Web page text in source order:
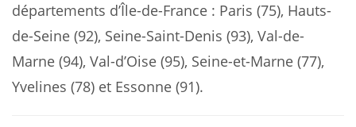
départements d’Île-de-France : Paris (75), Hauts-
de-Seine (92), Seine-Saint-Denis (93), Val-de-
Marne (94), Val-d’Oise (95), Seine-et-Marne (77),
Yvelines (78) et Essonne (91).